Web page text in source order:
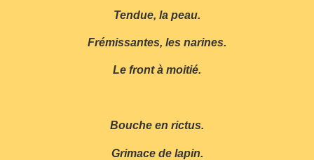
Tendue, la peau.
Frémissantes, les narines.
Le front à moitié.
Bouche en rictus.
Grimace de lapin.